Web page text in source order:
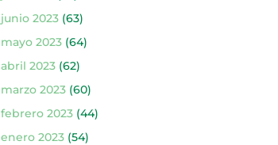
junio 2023(63)
mayo 2023(64)
abril 2023(62)
marzo 2023(60)
febrero 2023(44)
enero 2023(54)